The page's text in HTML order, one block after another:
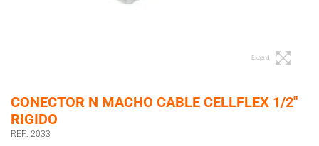
Expand
CONECTOR N MACHO CABLE CELLFLEX 1/2″
RIGIDO
REF: 2033